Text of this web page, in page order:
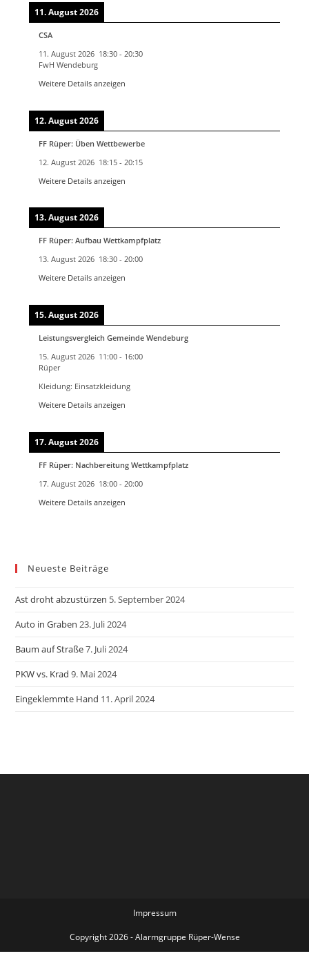
11. August 2026
CSA
11. August 2026 18:30 - 20:30
FwH Wendeburg
Weitere Details anzeigen
12. August 2026
FF Rüper: Üben Wettbewerbe
12. August 2026 18:15 - 20:15
Weitere Details anzeigen
13. August 2026
FF Rüper: Aufbau Wettkampfplatz
13. August 2026 18:30 -20:00
Weitere Details anzeigen
15. August 2026
Leistungsvergleich Gemeinde Wendeburg
15. August 2026 11:00 - 16:00
Rüper
Kleidung: Einsatzkleidung
Weitere Details anzeigen
17. August 2026
FF Rüper: Nachbereitung Wettkampfplatz
17. August 2026 18:00 - 20:00
Weitere Details anzeigen
Neueste Beiträge
Ast droht abzustürzen 5. September 2024
Auto in Graben 23. Juli 2024
Baum auf Straße7. Juli 2024
PKW vs. Krad 9. Mai 2024
Eingeklemmte Hand 11. April 2024
Impressum
Copyright 2026 - Alarmgruppe Rüper-Wense